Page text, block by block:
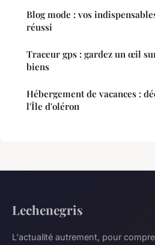
Blog mode : vos
réussi
Traceur gps : gardez un œil
biens
Hébergement de vacances :
l'Île d'oléron
Lechenegris
L'actualité autrement, pour